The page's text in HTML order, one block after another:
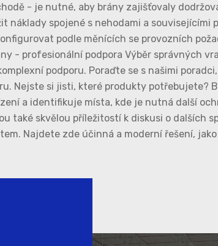
- je nutné, aby brány zajišťovaly
náklady spojené s nehodami a
podle měnících se provozních
- profesionální podpora Výběr správných
podporu. Poraďte se s našimi
Nejste si jisti, které produkty
a identifikuje místa, kde je nutná další
také skvělou příležitostí k diskusi o
Najdete zde účinná a moderní řešení,